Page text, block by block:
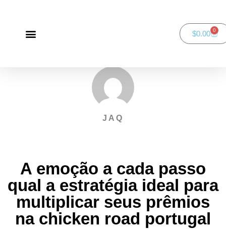
$0.00 0
JAQ
A emoção a cada passo
qual a estratégia ideal para
multiplicar seus prêmios
na chicken road portugal